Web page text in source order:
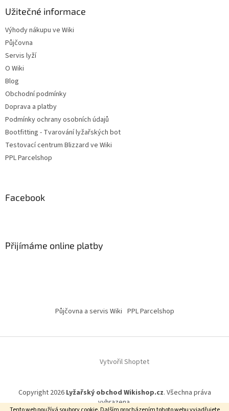
Užitečné informace
Výhody nákupu ve Wiki
Půjčovna
Servis lyží
O Wiki
Blog
Obchodní podmínky
Doprava a platby
Podmínky ochrany osobních údajů
Bootfitting - Tvarování lyžařských bot
Testovací centrum Blizzard ve Wiki
PPL Parcelshop
Facebook
Přijímáme online platby
Půjčovna a servis Wiki PPL Parcelshop
Vytvořil Shoptet
Copyright 2026 Lyžařský obchod Wikishop.cz. Všechna práva
vyhrazena.